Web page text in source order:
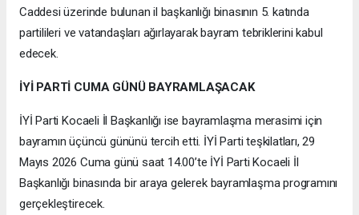
Caddesi üzerinde bulunan il başkanlığı binasının 5. katında
partilileri ve vatandaşları ağırlayarak bayram tebriklerini kabul
edecek.
İYİ PARTİ CUMA GÜNÜ BAYRAMLAŞACAK
İYİ Parti Kocaeli İl Başkanlığı ise bayramlaşma merasimi için
bayramın üçüncü gününü tercih etti. İYİ Parti teşkilatları, 29
Mayıs 2026 Cuma günü saat 14.00’te İYİ Parti Kocaeli İl
Başkanlığı binasında bir araya gelerek bayramlaşma programını
gerçekleştirecek.